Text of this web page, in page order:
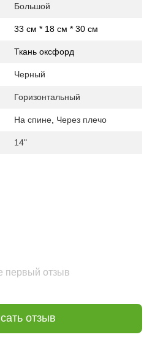
Большой
33 см * 18 см * 30 см
Ткань оксфорд
Черный
Горизонтальный
На спине Через плечо
14"
первый отзыв
отзыв